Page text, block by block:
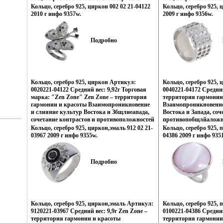
неонового Токио, обаяние французских
кофеин, безудержная роскошь индийских
дворцов, романтика коралловых рифов и
лазурных побережий Бали, динамика моды и
тенденций Милана – все это воплотилось в
ювелирных шедеврах Zen Zone Дизайнеры
измевзпишнили традиционному подходу
создания украшений, как деталей
подчеркивать, менять и создавать свой
неповторимый образ, приобретая при этом
заряд настроения и уверенность в своем
успехе.
Кольцо, серебро 925, циркон 002 02 21-04122
2010 г инфо 9357w.
Подробно
Кольцо, серебро 925, циркон Артикул:
0020221-04122 Средний вес: 9,92г Торговая
марка: "Zen Zone" Zen Zone – территория
гармонии и красоты Взаимопроникновение
и слияние культур Востока и Збщлиеапада,
сочетание контрастов и противоположностей
Настроения неонового Токио, обаяние
французских кофеин, безудержная роскошь
индийских дворцов, романтика коралловых
рифов и лазурных побережий Бали,
динамика моды и тенденций Милана – все
это воплотилось в ювелирных
шедвзпицеврах Zen Zone Дизайнеры
изменили традиционному подходу создания
избранных – подчеркивать, менять и
создавать свой неповторимый образ,
приобретая при этом заряд настроения и
Кольцо, серебро 925, циркон,эмаль 912 02 21-
03967 2009 г инфо 9355w.
Подробно
Кольцо, серебро 925, циркон,эмаль Артикул:
9120221-03967 Средний вес: 9,9г Zen Zone –
территория гармонии и красоты
неонового Токио,
кофеин, безудержная
дворцов, романтика
лазурных
тенденций Милана –
ювелирных шедеврах
измевзпичнили
создания украшений,
подчеркивать, менять
неповторимый образ,
заряд настроения и
успехе.
Кольцо, серебро 925,
2009 г инфо 9356w.
Кольцо, серебро 925,
0040221-04172
территория
Востока и Запада,
неонового Токио,
кофеин, безудержная
дворцов, романтика
лазурных
тенденций Милана –
ювелирных шедеврах
изменили
создания украшений,
подчеркивать,
неповторимый образ,
заряд настроения и
Кольцо, серебро 925,
04386 2009 г инфо
Кольцо, серебро 925,
0100221-04386
территория